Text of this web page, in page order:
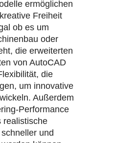
ermöglichen
Freiheit
ob es um
oder
die erweiterten
von AutoCAD
die
um innovative
Außerdem
Performance
realistische
und